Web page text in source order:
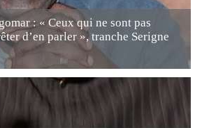
: « Ceux qui ne sont pas
d’en parler », tranche Serigne